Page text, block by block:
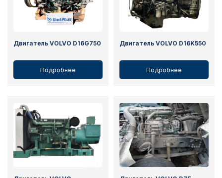
Двигатель VOLVO D16G750
Подробнее
Двигатель VOLVO D16K550
Подробнее